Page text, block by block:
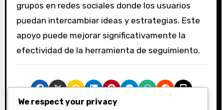
grupos en redes sociales donde los usuarios
puedan intercambiar ideas y estrategias. Este
apoyo puede mejorar significativamente la
efectividad de la herramienta de seguimiento.
We respect your privacy